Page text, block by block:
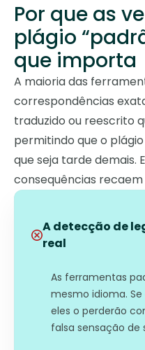
Por que as
plágio
que importa
A maioria das
correspondências
traduzido ou reescrito
permitindo que o
que seja tarde demais.
consequências
A detecção de
real
As ferramentas
mesmo idioma.
eles o perderão
falsa sensação de